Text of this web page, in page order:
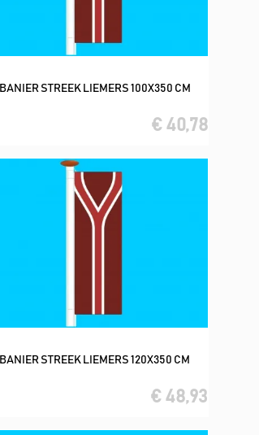
In winkelwagen
BANIER STREEK LIEMERS 100X350 CM
€ 40,78
In winkelwagen
BANIER STREEK LIEMERS 120X350 CM
€ 48,93